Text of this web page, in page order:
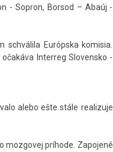
- Sopron, Borsod – Abaúj -
Európska komisia.
Interreg Slovensko -
alebo ešte stále realizuje
mozgovej príhode. Zapojené